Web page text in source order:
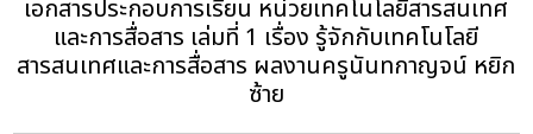
เอกสารประกอบการเรียน หน่วยเทคโนโลยีสารสนเทศ
และการสื่อสาร เล่มที่ 1 เรื่อง รู้จักกับเทคโนโลยี
สารสนเทศและการสื่อสาร ผลงานครูนันทกาญจน์ หยิก
ซ้าย